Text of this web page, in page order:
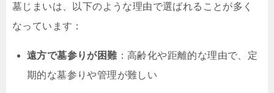
墓じまいは、以下のような理由で選ばれることが多く
なっています：
遠方で墓参りが困難：高齢化や距離的な理由で、定
期的な墓参りや管理が難しい